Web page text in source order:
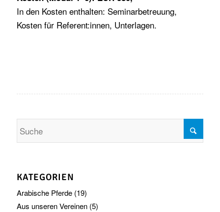
In den Kosten enthalten: Seminarbetreuung,
Kosten für Referent:innen, Unterlagen.
KATEGORIEN
Arabische Pferde(19)
Aus unseren Vereinen(5)